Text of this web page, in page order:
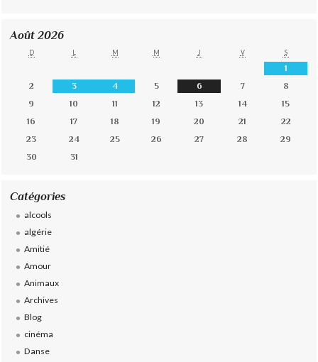
Août 2026
D L M M J V S
1
2
3 4 5 6 7
8
9
10 11 12 13 14
15
16
17 18 19 20 21
22
23
24 25 26 27 28
29
30
31
Catégories
alcools
algérie
Amitié
Amour
Animaux
Archives
Blog
cinéma
Danse